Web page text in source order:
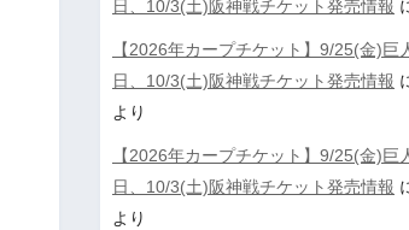
日、10/3(土)阪神戦チケット発売情報
【2026年カープチケット】9/25(金)巨
日、10/3(土)阪神戦チケット発売情報
より
【2026年カープチケット】9/25(金)巨
日、10/3(土)阪神戦チケット発売情報
より